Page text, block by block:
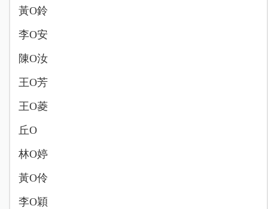
黃O鈴
李O安
陳O汝
王O芳
王O菱
丘O
林O婷
黃O伶
李O穎